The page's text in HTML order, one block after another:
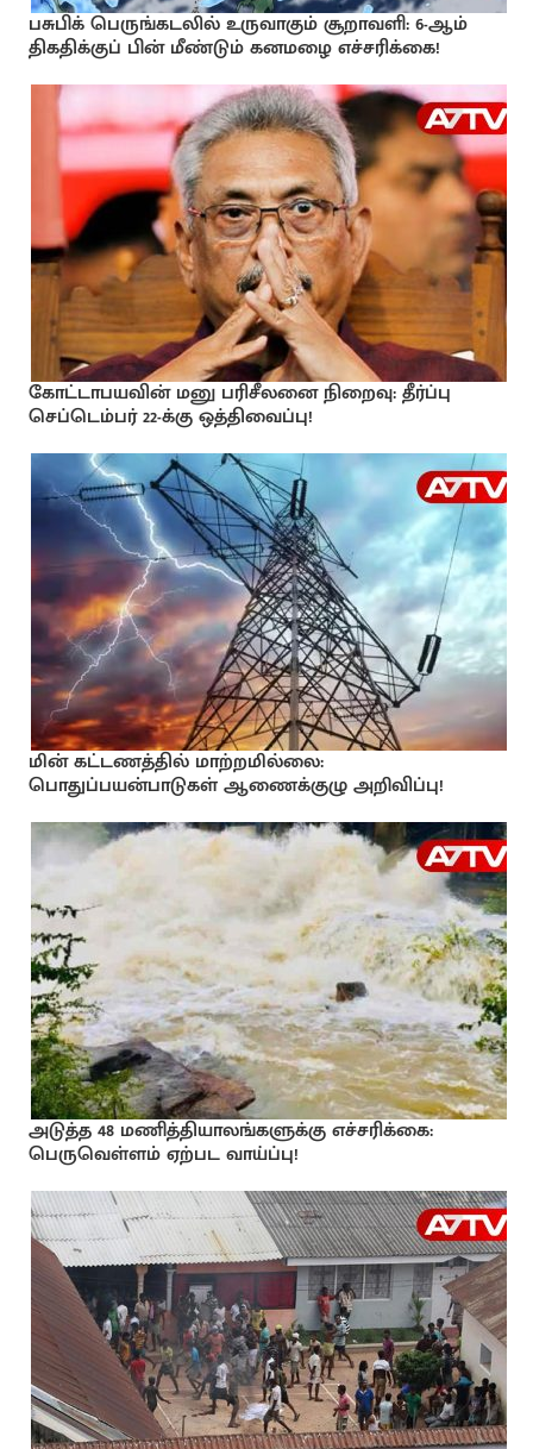
பசுபிக் பெருங்கடலில் உருவாகும் சூறாவளி: 6-ஆம்
திகதிக்குப் பின் மீண்டும் கனமழை எச்சரிக்கை!
கோட்டாபயவின் மனு பரிசீலனை நிறைவு: தீர்ப்பு
செப்டெம்பர் 22-க்கு ஒத்திவைப்பு!
மின் கட்டணத்தில் மாற்றமில்லை:
பொதுப்பயன்பாடுகள் ஆணைக்குழு அறிவிப்பு!
அடுத்த 48 மணித்தியாலங்களுக்கு எச்சரிக்கை:
பெருவெள்ளம் ஏற்பட வாய்ப்பு!